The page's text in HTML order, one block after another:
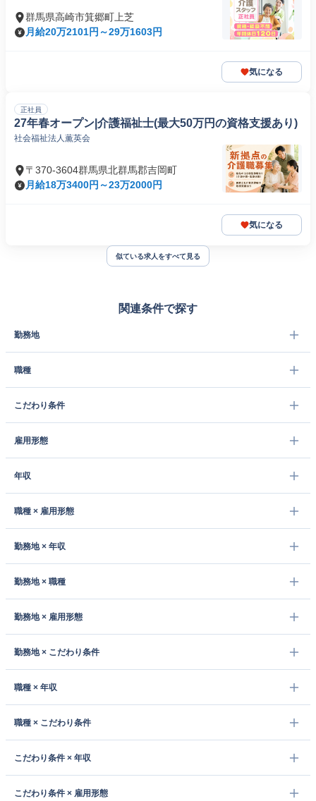
群馬県高崎市箕郷町上芝
月給20万2101円～29万1603円
気になる
正社員
27年春オープン|介護福祉士(最大50万円の資格支援あり)
社会福祉法人薫英会
〒370-3604群馬県北群馬郡吉岡町
月給18万3400円～23万2000円
気になる
似ている求人をすべて見る
関連条件で探す
勤務地
職種
こだわり条件
雇用形態
年収
職種 × 雇用形態
勤務地 × 年収
勤務地 × 職種
勤務地 × 雇用形態
勤務地 × こだわり条件
職種 × 年収
職種 × こだわり条件
こだわり条件 × 年収
こだわり条件 × 雇用形態